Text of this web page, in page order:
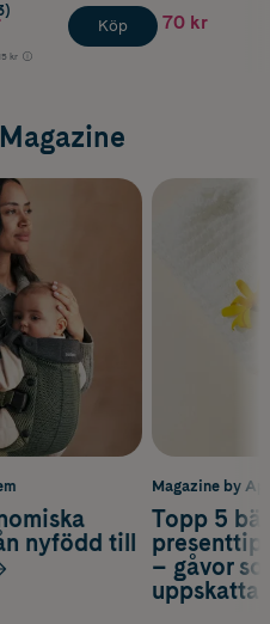
kr
Köp 70 kr
Magazine by
Topp 5
– gåvor
nyfödd till